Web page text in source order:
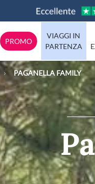
PROMO
VIAGGI IN
PARTENZA
Abruzzo
Calabria
Emilia-Romagna
Lazio
Lombardia
Molise
Puglia
Sicilia
PAGANELLA FAMILY